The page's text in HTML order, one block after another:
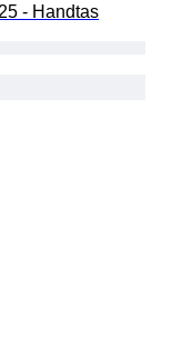
- Handtas